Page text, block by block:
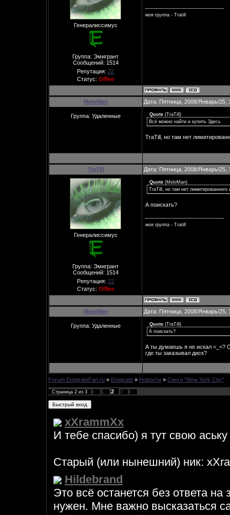
Генералиссимус
Группа: Эмигрант
Сообщений: 1514
Репутация: 22
Статус: Offline
моя группа - Tratill
MeloMan Дата: Пятница, 2008/Январь/
Группа: Удаленные Quote (TraTill )
Всё можно найти и купить Здесь
TraTill, но там нет
TraTill Дата: Пятница, 2008/Январь/
Генералиссимус
Группа: Эмигрант
Сообщений: 1514
Репутация: 22
Статус: Offline
Quote (MeloMan)
TraTill, но там нет лимитированного
А поискать?
моя группа - Tratill
MeloMan Дата: Пятница, 2008/Январь/
Группа: Удаленные Quote (TraTill )
А поискать?
А ты думаешь я не искал <_<?
где ты заказывал диск?
Forum EmigrateFan.ru » Emigrate » Новости » Сингл "New York City"
Страница 2 из 3 « 1 2 3 »